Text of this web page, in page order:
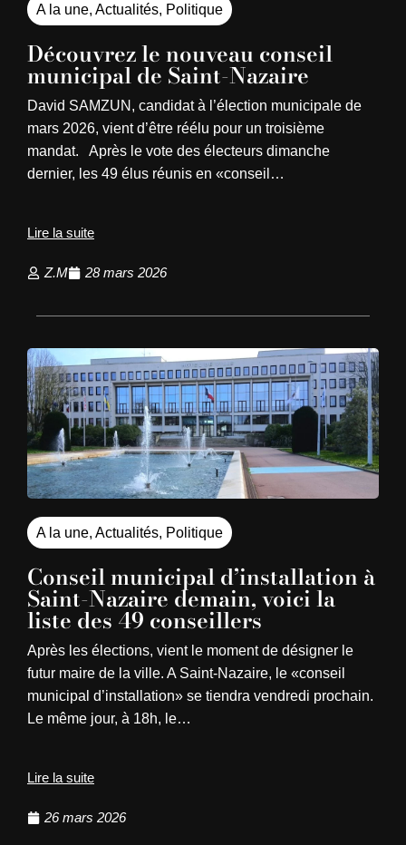
A la une, Actualités, Politique
Découvrez le nouveau conseil
municipal de Saint-Nazaire
David SAMZUN, candidat à l’élection municipale de
mars 2026, vient d’être réélu pour un troisième
mandat. Après le vote des électeurs dimanche
dernier, les 49 élus réunis en «conseil…
Lire la suite
Z.M 28 mars 2026
A la une, Actualités, Politique
Conseil municipal d’installation à
Saint-Nazaire demain, voici la
liste des 49 conseillers
Après les élections, vient le moment de désigner le
futur maire de la ville. A Saint-Nazaire, le «conseil
municipal d’installation» se tiendra vendredi prochain.
Le même jour, à 18h, le…
Lire la suite
26 mars 2026